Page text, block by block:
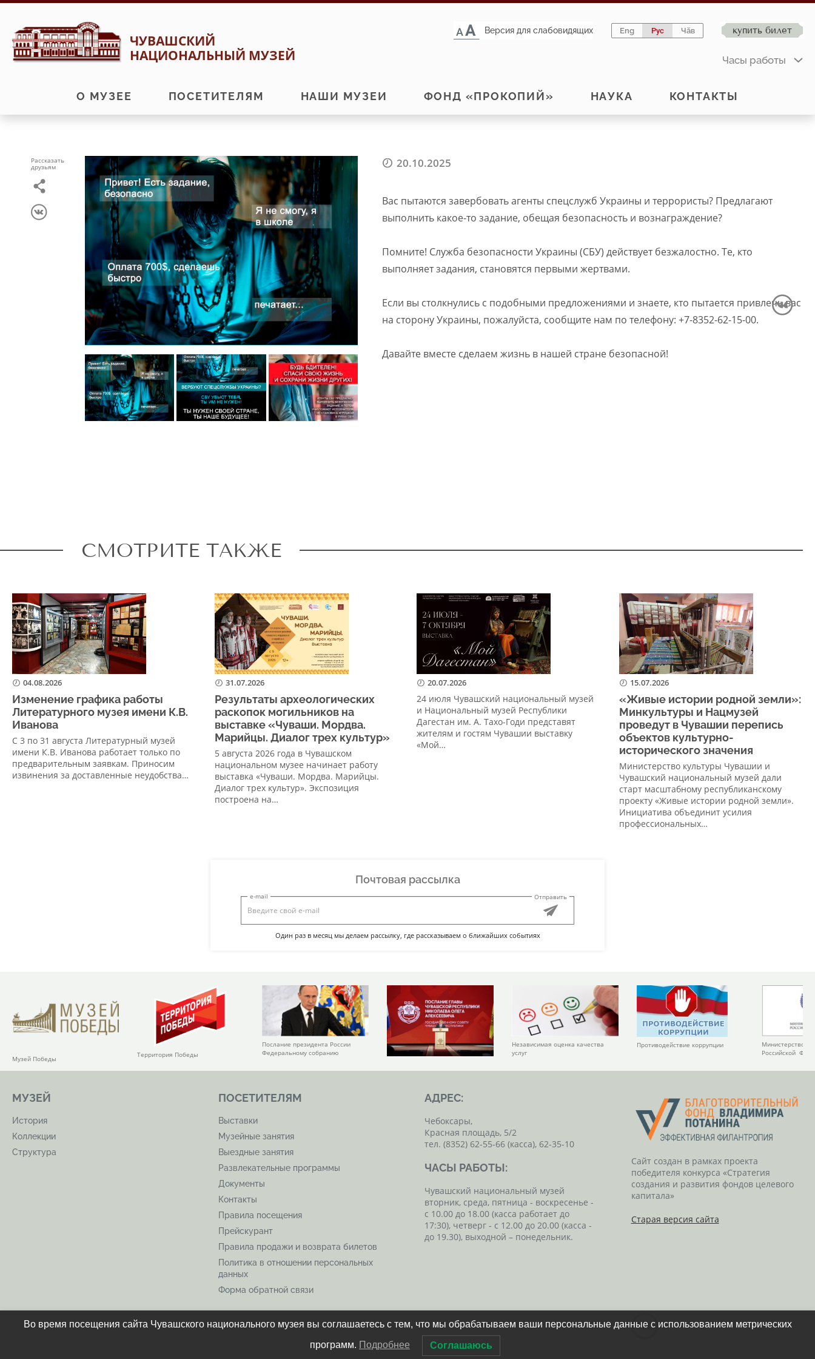
Перейти
к
навигации
Перейти
к
содержимому
ЧУВАШСКИЙ
НАЦИОНАЛЬНЫЙ МУЗЕЙ
Версия для слабовидящих Eng Рус Чӑв купить билет
Часы работы
О МУЗЕЕ ПОСЕТИТЕЛЯМ НАШИ МУЗЕИ ФОНД «ПРОКОПИЙ» НАУКА КОНТАКТЫ
Рассказать
друзьям 20.10.2025
Вас пытаются завербовать агенты спецслужб Украины и террористы? Предлагают
выполнить какое-то задание, обещая безопасность и вознаграждение?
Помните! Служба безопасности Украины (СБУ) действует безжалостно. Те, кто
выполняет задания, становятся первыми жертвами.
Если вы столкнулись с подобными предложениями и знаете, кто пытается привлечь вас
на сторону Украины, пожалуйста, сообщите нам по телефону: +7-8352-62-15-00.
Давайте вместе сделаем жизнь в нашей стране безопасной!
СМОТРИТЕ ТАКЖЕ
04.08.2026
Изменение графика работы
Литературного музея имени К.В.
Иванова
С 3 по 31 августа Литературный музей
имени К.В. Иванова работает только по
предварительным заявкам. Приносим
извинения за доставленные неудобства…
31.07.2026
Результаты археологических
раскопок могильников на
выставке «Чуваши. Мордва.
Марийцы. Диалог трех культур»
5 августа 2026 года в Чувашском
национальном музее начинает работу
выставка «Чуваши. Мордва. Марийцы.
Диалог трех культур». Экспозиция
построена на…
20.07.2026
24 июля Чувашский национальный музей
и Национальный музей Республики
Дагестан им. А. Тахо-Годи представят
жителям и гостям Чувашии выставку
«Мой…
15.07.2026
«Живые истории родной земли»:
Минкультуры и Нацмузей
проведут в Чувашии перепись
объектов культурно-
исторического значения
Министерство культуры Чувашии и
Чувашский национальный музей дали
старт масштабному республиканскому
проекту «Живые истории родной земли».
Инициатива объединит усилия
профессиональных…
Почтовая рассылка
e-mail Отправить
Один раз в месяц мы делаем рассылку, где рассказываем о ближайших событиях
Музей Победы Территория Победы
Послание президента России
Федеральному собранию
Независимая оценка качества
услуг
Противодействие коррупции
Министерство
Российской
МУЗЕЙ
История
Коллекции
Структура
ПОСЕТИТЕЛЯМ
Выставки
Музейные занятия
Выездные занятия
Развлекательные программы
Документы
Контакты
Правила посещения
Прейскурант
Правила продажи и возврата билетов
Политика в отношении персональных
данных
Форма обратной связи
АДРЕС:
Чебоксары,
Красная площадь, 5/2
тел. (8352) 62-55-66 (касса), 62-35-10
ЧАСЫ РАБОТЫ:
Чувашский национальный музей
вторник, среда, пятница - воскресенье -
с 10.00 до 18.00 (касса работает до
17:30), четверг - с 12.00 до 20.00 (касса -
до 19.30), выходной – понедельник.
Сайт создан в рамках проекта
победителя конкурса «Стратегия
создания и развития фондов целевого
капитала»
Старая версия сайта
Во время посещения сайта Чувашского национального музея вы соглашаетесь с тем, что мы обрабатываем ваши персональные данные с использованием метрических
программ. Подробнее Соглашаюсь